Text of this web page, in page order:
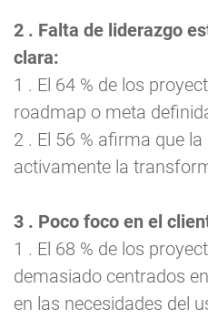
2 . Falta de liderazgo
clara:
1 . El 64 % de los
roadmap o meta
2 . El 56 % afirma que
activamente la
3 . Poco foco en el
1 . El 68 % de los
demasiado centrados
en las necesidades del